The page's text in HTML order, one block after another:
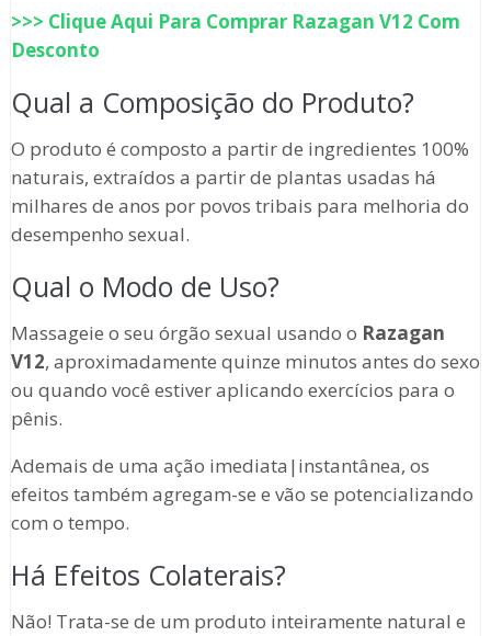
>>> Clique Aqui Para Comprar Razagan V12 Com
Desconto
Qual a Composição do Produto?
O produto é composto a partir de ingredientes 100%
naturais, extraídos a partir de plantas usadas há
milhares de anos por povos tribais para melhoria do
desempenho sexual.
Qual o Modo de Uso?
Massageie o seu órgão sexual usando o Razagan
V12, aproximadamente quinze minutos antes do sexo
ou quando você estiver aplicando exercícios para o
pênis.
Ademais de uma ação imediata|instantânea, os
efeitos também agregam-se e vão se potencializando
com o tempo.
Há Efeitos Colaterais?
Não! Trata-se de um produto inteiramente natural e